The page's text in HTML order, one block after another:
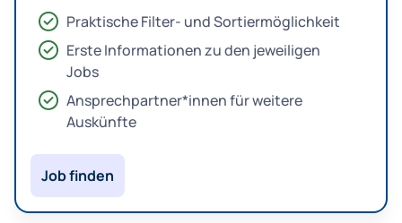
Praktische Filter- und Sortiermöglichkeit
Erste Informationen zu den jeweiligen
Jobs
Ansprechpartner*innen für weitere
Auskünfte
Job finden